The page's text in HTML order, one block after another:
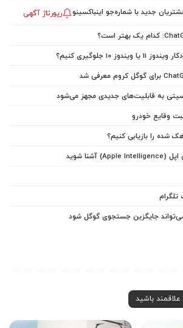
جدید با شماره‌جو اینباکسینو رپورتاژ آگهی
10 جلوگیری کنیم؟
به قابلیت‌های جدیدی مجهز می‌شود
وقایع خودرو
را بازیابی کنیم؟
تلگرام
جایگزین جستجوی گوگل شود
باشید